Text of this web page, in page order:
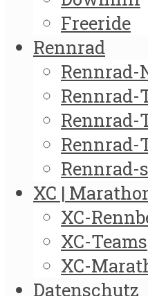
Freeride
Rennrad
Rennrad-
Rennrad-
Rennrad-
XC |
XC-
XC-Teams
XC-
Datenschutz